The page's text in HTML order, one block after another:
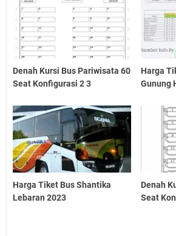
Denah Kursi Bus Pariwisata 60
Seat Konfigurasi 2 3
Harga
Gunung
Harga Tiket Bus Shantika
Lebaran 2023
Denah
Seat